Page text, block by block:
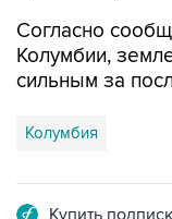
Согласно
Колумбии,
сильным за
Колумбия